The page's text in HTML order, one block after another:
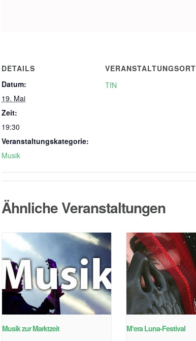
DETAILS
Datum:
19. Mai
Zeit:
19:30
Veranstaltungskategorie:
Musik
VERANSTALTUNGSORT
TfN
Ähnliche Veranstaltungen
Musik zur Marktzeit M‘era Luna-Festival